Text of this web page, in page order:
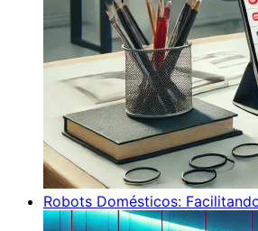
Robots Domésticos: